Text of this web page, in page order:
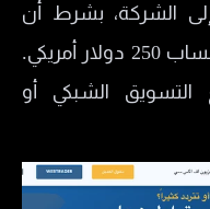
الشركة، بشرط أن
يكون الحد الأدنى للإيداع لهذا الحساب 250 دولار أمريكي.
الشبكي أو